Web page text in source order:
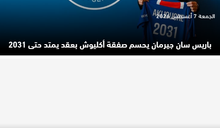
باريس سان جيرمان يحسم صفقة أكليوش بعقد يمتد حتى 2031
الجمعة 7 أغسطس 2026